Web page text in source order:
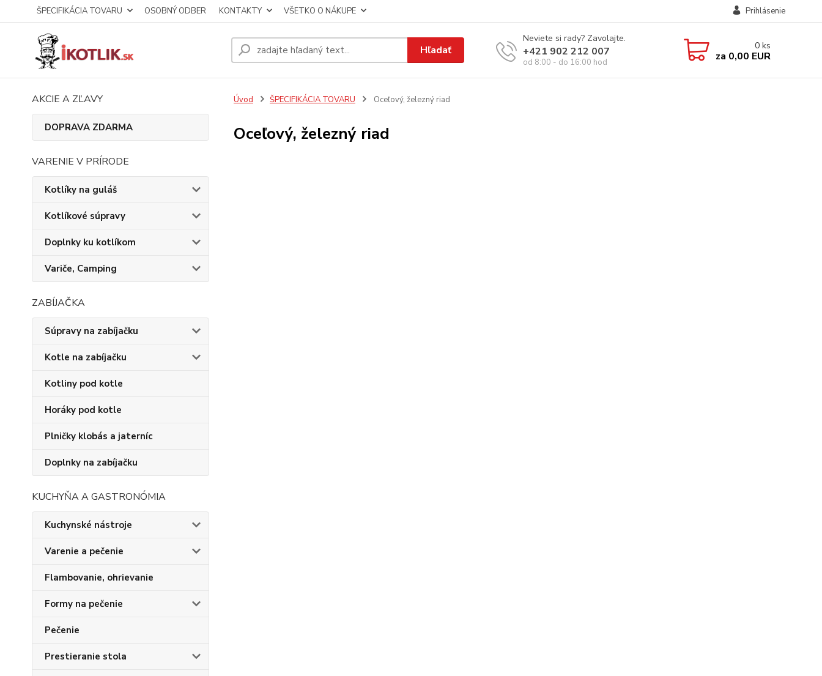
ŠPECIFIKÁCIA TOVARU OSOBNÝ ODBER KONTAKTY VŠETKO O NÁKUPE Prihlásenie
Hľadať
Neviete si rady? Zavolajte.
+421 902 212 007
od 8:00 - do 16:00 hod
0 ks
za 0,00 EUR
AKCIE A ZĽAVY
DOPRAVA ZDARMA
VARENIE V PRÍRODE
Kotlíky na guláš
Kotlíkové súpravy
Doplnky ku kotlíkom
Variče, Camping
ZABÍJAČKA
Súpravy na zabíjačku
Kotle na zabíjačku
Kotliny pod kotle
Horáky pod kotle
Plničky klobás a jaterníc
Doplnky na zabíjačku
KUCHYŇA A GASTRONÓMIA
Kuchynské nástroje
Varenie a pečenie
Flambovanie, ohrievanie
Formy na pečenie
Pečenie
Prestieranie stola
Úvod ŠPECIFIKÁCIA TOVARU Oceľový, železný riad
Oceľový, železný riad